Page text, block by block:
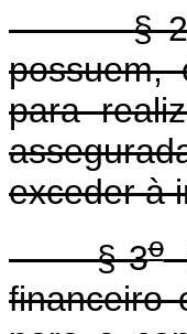
§
possuem,
para
exceder à
§ 3o
financeiro